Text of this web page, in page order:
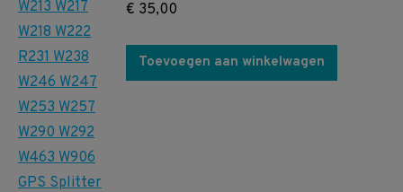
€ 35,00
Toevoegen aan winkelwagen